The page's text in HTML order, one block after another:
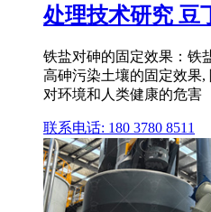
处理技术研究 豆
铁盐对砷的固定效果：铁
高砷污染土壤的固定效果
对环境和人类健康的危害
联系电话: 180 3780 8511